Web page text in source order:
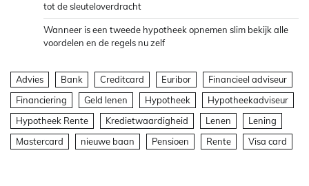
tot de sleuteloverdracht
Wanneer is een tweede hypotheek opnemen slim bekijk alle
voordelen en de regels nu zelf
Advies Bank Creditcard Euribor
Financieel adviseur
Financiering
Geld lenen Hypotheek
Hypotheekadviseur
Hypotheek Rente
Kredietwaardigheid Lenen
Lening
Mastercard
nieuwe baan Pensioen Rente Visa card